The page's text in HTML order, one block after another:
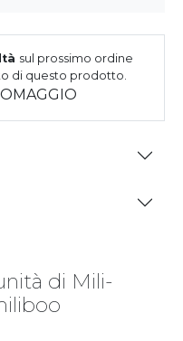
sul prossimo ordine
di questo prodotto.
di Mili-